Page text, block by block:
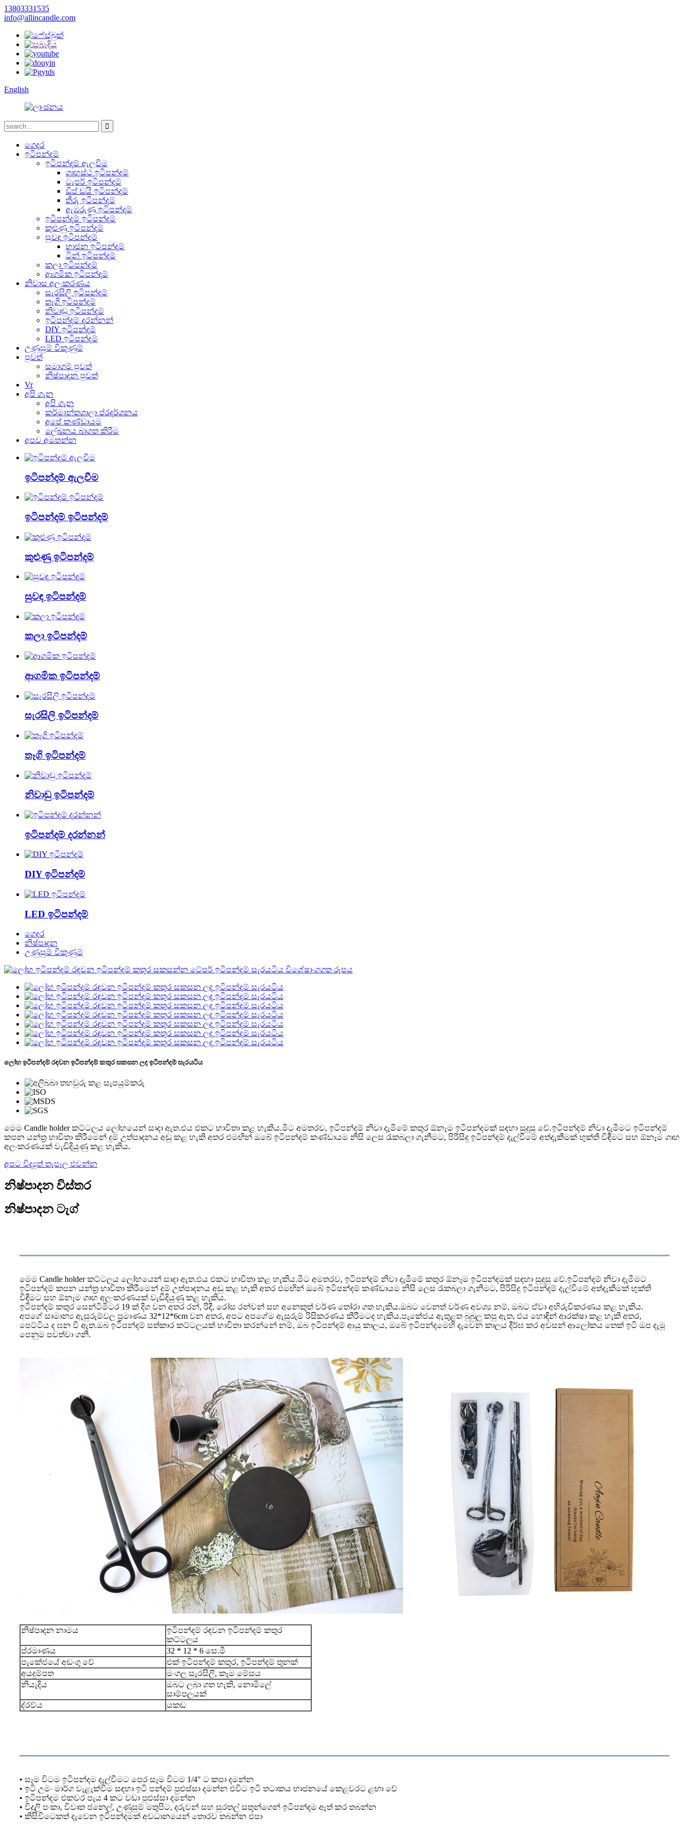
13803331535
info@allincandle.com
English
ගෙදර
ඉටිපන්දම්
ඉටිපන්දම් ඇලවීම
ගෘහස්ථ ඉටිපන්දම්
ටැපර් ඉටිපන්දම්
ඩිප් ඩයි ඉටිපන්දම්
තීරු ඉටිපන්දම්
ඇඹරුණු ඉටිපන්දම්
ඉටිපන්දම් ඉටිපන්දම්
කුළුණු ඉටිපන්දම්
සුවඳ ඉටිපන්දම්
භාජන ඉටිපන්දම්
ටින් ඉටිපන්දම්
කලා ඉටිපන්දම්
ආගමික ඉටිපන්දම්
නිවාස අලංකරණය
සැරසිලි ඉටිපන්දම්
තෑගි ඉටිපන්දම්
නිවාඩු ඉටිපන්දම්
ඉටිපන්දම් දරන්නන්
DIY ඉටිපන්දම්
LED ඉටිපන්දම්
උණුසුම් විකුණුම්
පුවත්
සමාගම් පුවත්
නිෂ්පාදන පුවත්
Vr
අපි ගැන
අපි ගැන
කර්මාන්තශාලා ප්රදර්ශනය
අපේ කණ්ඩායම
ලේඛනය බාගත කිරීම
අපව අමතන්න
ඉටිපන්දම් ඇලවීම
ඉටිපන්දම් ඉටිපන්දම්
කුළුණු ඉටිපන්දම්
සුවඳ ඉටිපන්දම්
කලා ඉටිපන්දම්
ආගමික ඉටිපන්දම්
සැරසිලි ඉටිපන්දම්
තෑගි ඉටිපන්දම්
නිවාඩු ඉටිපන්දම්
ඉටිපන්දම් දරන්නන්
DIY ඉටිපන්දම්
LED ඉටිපන්දම්
ගෙදර
නිෂ්පාදන
උණුසුම් විකුණුම්
ලෝහ ඉටිපන්දම් රඳවන ඉටිපන්දම් කතුර සකසන ලද ඉටිපන්දම් සැරයටිය
මෙම Candle holder කට්ටලය ලෝහයෙන් සාදා ඇත.එය එකට භාවිතා කළ හැකිය.මීට අමතරව, ඉටිපන්දම් නිවා දැමීමේ කතුර ඕනෑම ඉටිපන්දමක් සඳහා සුදුසු වේ.ඉටිපන්දම් නිවා දැමීමට ඉටිපන්දම්
කපන යන්ත්‍ර භාවිතා කිරීමෙන් දුම් උත්පාදනය අඩු කළ හැකි අතර එමඟින් ඔබේ ඉටිපන්දම් කණ්ඩායම නිසි ලෙස රැකබලා ගැනීමට, පිරිසිදු ඉටිපන්දම් දැල්වීමේ අත්දැකීමක් භුක්ති විඳීමට සහ ඕනෑම ගෘහ
අලංකරණයක් වැඩිදියුණු කළ හැකිය.
අපට විද්‍යුත් තැපෑල එවන්න
නිෂ්පාදන විස්තර
නිෂ්පාදන ටැග්
මෙම Candle holder කට්ටලය ලෝහයෙන් සාදා ඇත.එය එකට භාවිතා කළ හැකිය.මීට අමතරව, ඉටිපන්දම් නිවා දැමීමේ කතුර ඕනෑම ඉටිපන්දමක් සඳහා සුදුසු වේ.ඉටිපන්දම් නිවා දැමීමට
ඉටිපන්දම් කපන යන්ත්‍ර භාවිතා කිරීමෙන් දුම් උත්පාදනය අඩු කළ හැකි අතර එමඟින් ඔබේ ඉටිපන්දම් කණ්ඩායම නිසි ලෙස රැකබලා ගැනීමට, පිරිසිදු ඉටිපන්දම් දැල්වීමේ අත්දැකීමක් භුක්ති
විඳීමට සහ ඕනෑම ගෘහ අලංකරණයක් වැඩිදියුණු කළ හැකිය.
ඉටිපන්දම් කතුර සෙන්ටිමීටර 19 ක් දිග වන අතර රන්, රිදී, රෝස රන්වන් සහ අනෙකුත් වර්ණ තෝරා ගත හැකිය.ඔබට වෙනත් වර්ණ අවශ්‍ය නම්, ඔබට ඒවා අභිරුචිකරණය කළ හැකිය.
අපගේ සාමාන්‍ය ඇසුරුම්වල ප්‍රමාණය 32*12*6cm වන අතර, අපට අපගේම ඇසුරුම් රිසිකරණය කිරීමටද හැකිය.පැකේජය ඇතුළත බුබුලු කපු ඇත, එය හොඳින් ආරක්ෂා කළ හැකි අතර,
පෙට්ටිය ද ඝන වී ඇත.ඔබ ඉටිපන්දම් සත්කාර කට්ටලයක් භාවිතා කරන්නේ නම්, ඔබ ඉටිපන්දම් ආයු කාලය, ඔබේ ඉටිපන්දමෙහි දැවෙන කාලය දීර්ඝ කර අවසන් ආලෝකය තෙක් ඉටි ඔප දැමූ
පෙනුම පවත්වා ගනී.
නිෂ්පාදන නාමය
ඉටිපන්දම් රඳවන ඉටිපන්දම් කතුර
කට්ටලය
ප්රමාණය
32 * 12 * 6 සෙ.මී
පැකේජයේ අඩංගු වේ
එක් ඉටිපන්දම් කතුර, ඉටිපන්දම් තුනක්
අයදුම්පත
මංගල සැරසිලි, කෑම මේසය
නියැදිය
ඔබට ලබා ගත හැකි, නොමිලේ
සාම්පලයක්
ද්රව්ය
යකඩ
• සෑම විටම ඉටිපන්දම දැල්වීමට පෙර සෑම විටම 1/4" ට කපා දමන්න
• ඉටි උමං මාර්ග වැළැක්වීම සඳහා ඉටි පන්දම් පුළුස්සා දමන්න එවිට ඉටි තටාකය භාජනයේ කෙළවරට ළඟා වේ
• ඉටිපන්දම එකවර පැය 4 කට වඩා පුළුස්සා දමන්න
• විදුලි පංකා, විවෘත ජනෙල්, උණුසුම් මතුපිට, දරුවන් සහ සුරතල් සතුන්ගෙන් ඉටිපන්දම ඈත් කර තබන්න
• කිසිවිටෙකත් දැවෙන ඉටිපන්දමක් අවධානයෙන් තොරව තබන්න එපා